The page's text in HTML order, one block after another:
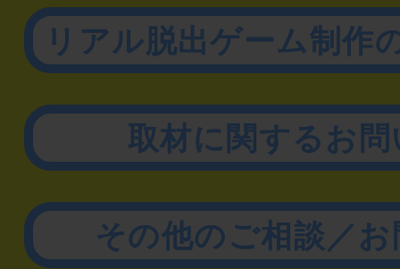
リアル脱出ゲーム制作
取材に関するお
その他のご相談／